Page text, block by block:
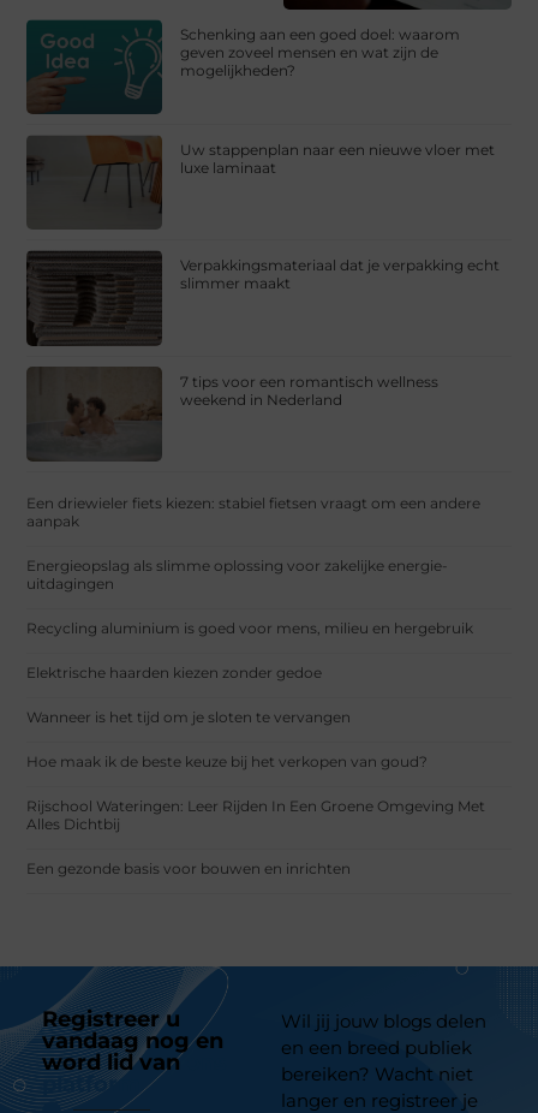
Schenking aan een goed doel: waarom
geven zoveel mensen en wat zijn de
mogelijkheden?
Uw stappenplan naar een nieuwe vloer met
luxe laminaat
Verpakkingsmateriaal dat je verpakking echt
slimmer maakt
7 tips voor een romantisch wellness
weekend in Nederland
Een driewieler fiets kiezen: stabiel fietsen vraagt om een andere
aanpak
Energieopslag als slimme oplossing voor zakelijke energie-
uitdagingen
Recycling aluminium is goed voor mens, milieu en hergebruik
Elektrische haarden kiezen zonder gedoe
Wanneer is het tijd om je sloten te vervangen
Hoe maak ik de beste keuze bij het verkopen van goud?
Rijschool Wateringen: Leer Rijden In Een Groene Omgeving Met
Alles Dichtbij
Een gezonde basis voor bouwen en inrichten
Registreer u
vandaag nog en
word lid van
platform
Wil jij jouw blogs delen
en een breed publiek
bereiken? Wacht niet
langer en registreer je